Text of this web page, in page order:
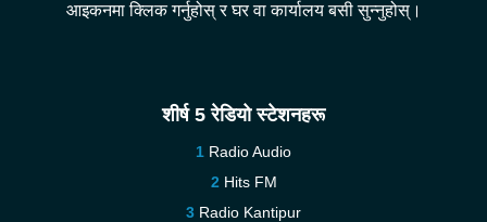
आइकनमा क्लिक गर्नुहोस् र घर वा कार्यालय बसी सुन्नुहोस्।
शीर्ष 5 रेडियो स्टेशनहरू
Radio Audio
Hits FM
Radio Kantipur